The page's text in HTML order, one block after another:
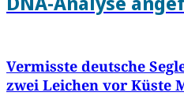
Vermisste deutsche
zwei Leichen vor Küste